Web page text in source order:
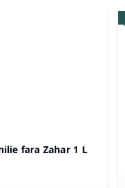
fara Zahar 1 L